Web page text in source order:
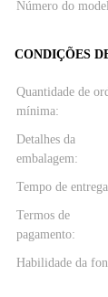
Número do
CONDIÇÕES
Quantidade de
mínima:
Detalhes da
embalagem:
Tempo de
Termos de
pagamento:
Habilidade da